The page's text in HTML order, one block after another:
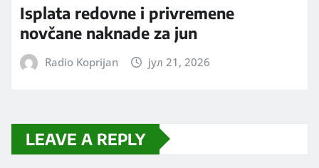
Isplata redovne i privremene
novčane naknade za jun
Radio Koprijan јул 21, 2026
LEAVE A REPLY